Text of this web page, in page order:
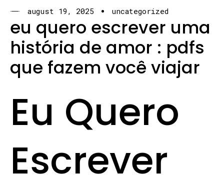
august 19, 2025 uncategorized
eu quero escrever uma
história de amor : pdfs
que fazem você viajar
Eu Quero
Escrever